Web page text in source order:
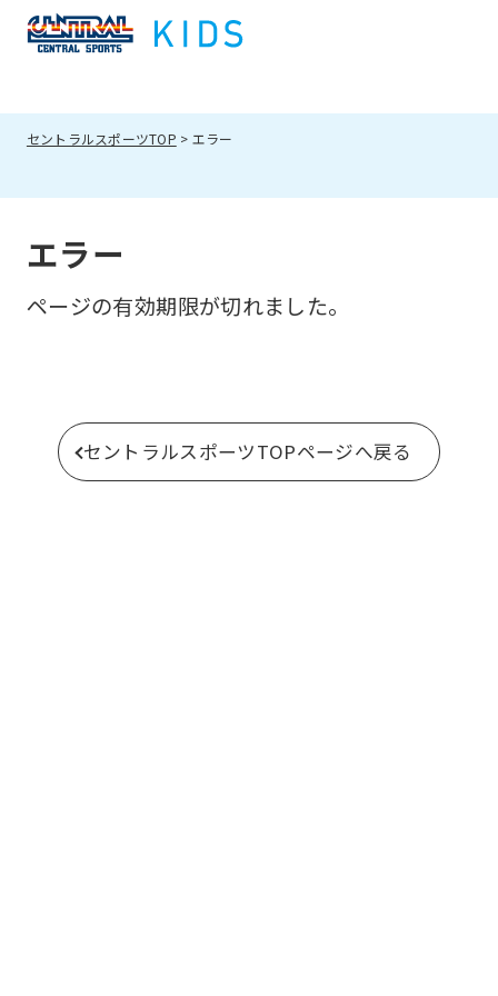
セントラルスポーツTOP エラー
エラー
ページの有効期限が切れました。
セントラルスポーツTOPページへ戻る